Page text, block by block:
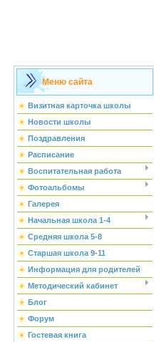
Меню сайта
Визитная карточка школы
Новости школы
Поздравления
Расписание
Воспитательная работа
Фотоальбомы
Галерея
Начальная школа 1-4
Средняя школа 5-8
Старшая школа 9-11
Информация для родителей
Методический кабинет
Блог
Форум
Гостевая книга